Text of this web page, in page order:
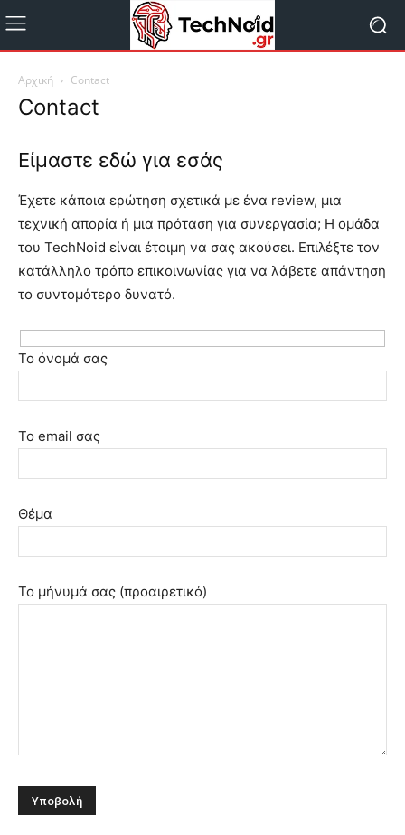
Αρχική Contact
Contact
Είμαστε εδώ για εσάς
Έχετε κάποια ερώτηση σχετικά με ένα review, μια
τεχνική απορία ή μια πρόταση για συνεργασία; Η ομάδα
του TechNoid είναι έτοιμη να σας ακούσει. Επιλέξτε τον
κατάλληλο τρόπο επικοινωνίας για να λάβετε απάντηση
το συντομότερο δυνατό.
Το όνομά σας
Το email σας
Θέμα
Το μήνυμά σας (προαιρετικό)